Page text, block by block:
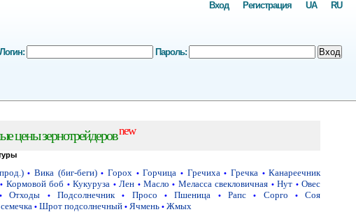
RU
UA
Регистрация
Вход
Логин: Пароль: Вход
цены зернотрейдеровnew
• Вика (биг-беги) • Горох • Горчица • Гречиха • Гречка • Канареечник
• Кормовой боб • Кукуруза • Лен • Масло • Меласса свекловичная • Нут • Овес
• Отходы • Подсолнечник • Просо • Пшеница • Рапс • Сорго • Соя
• Шрот подсолнечный • Ячмень • Жмых